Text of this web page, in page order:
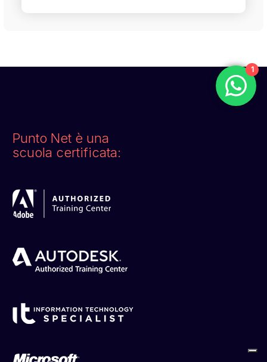
Punto Net è una
scuola certificata:
1